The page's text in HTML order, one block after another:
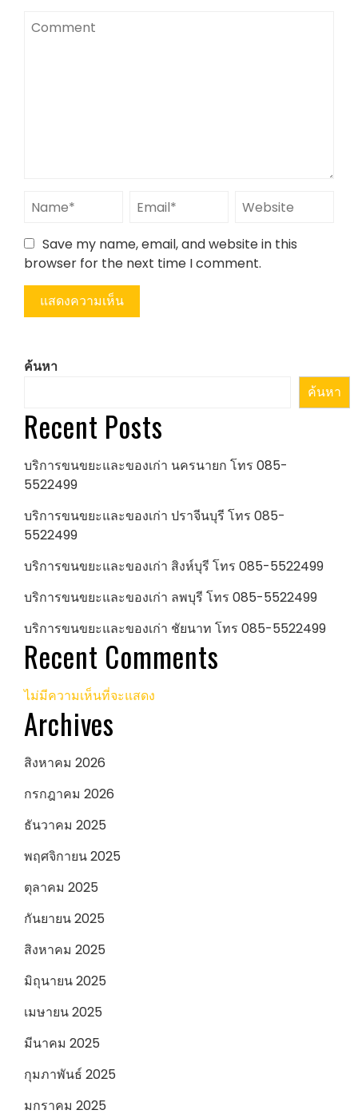
Save my name, email, and website in this
browser for the next time I comment.
ค้นหา
ค้นหา
Recent Posts
บริการขนขยะและของเก่า นครนายก โทร 085-
5522499
บริการขนขยะและของเก่า ปราจีนบุรี โทร 085-
5522499
บริการขนขยะและของเก่า สิงห์บุรี โทร 085-5522499
บริการขนขยะและของเก่า ลพบุรี โทร 085-5522499
บริการขนขยะและของเก่า ชัยนาท โทร 085-5522499
Recent Comments
ไม่มีความเห็นที่จะแสดง
Archives
สิงหาคม 2026
กรกฎาคม 2026
ธันวาคม 2025
พฤศจิกายน 2025
ตุลาคม 2025
กันยายน 2025
สิงหาคม 2025
มิถุนายน 2025
เมษายน 2025
มีนาคม 2025
กุมภาพันธ์ 2025
มกราคม 2025